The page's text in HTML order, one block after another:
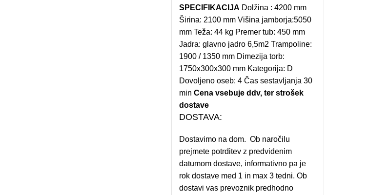
SPECIFIKACIJA Dolžina : 4200 mm
Širina: 2100 mm Višina jamborja:5050
mm Teža: 44 kg Premer tub: 450 mm
Jadra: glavno jadro 6,5m2 Trampoline:
1900 / 1350 mm Dimezija torb:
1750x300x300 mm Kategorija: D
Dovoljeno oseb: 4 Čas sestavljanja 30
min Cena vsebuje ddv, ter strošek
dostave
DOSTAVA:
Dostavimo na dom. Ob naročilu
prejmete potrditev z predvidenim
datumom dostave, informativno pa je
rok dostave med 1 in max 3 tedni. Ob
dostavi vas prevoznik predhodno